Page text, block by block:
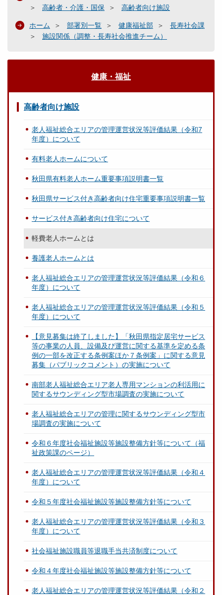
高齢者・介護・国保
高齢者向け施設
ホーム 部署別一覧 健康福祉部
長寿社会課
施設関係（調整・長寿社会推進チーム）
健康・福祉
高齢者向け施設
老人福祉総合エリアの管理運営状況等評価結果（令和7
年度）について
有料老人ホームについて
秋田県有料老人ホーム重要事項説明書一覧
秋田県サービス付き高齢者向け住宅重要事項説明書一覧
サービス付き高齢者向け住宅について
軽費老人ホームとは
養護老人ホームとは
老人福祉総合エリアの管理運営状況等評価結果（令和６
年度）について
老人福祉総合エリアの管理運営状況等評価結果（令和５
年度）について
【意見募集は終了しました】「秋田県指定居宅サービス
等の事業の人員、設備及び運営に関する基準を定める条
例の一部を改正する条例案ほか７条例案」に関する意見
募集（パブリックコメント）の実施について
南部老人福祉総合エリア老人専用マンションの利活用に
関するサウンディング型市場調査の実施について
老人福祉総合エリアの管理に関するサウンディング型市
場調査の実施について
令和６年度社会福祉施設等施設整備方針等について（福
祉政策課のページ）
老人福祉総合エリアの管理運営状況等評価結果（令和４
年度）について
令和５年度社会福祉施設等施設整備方針等について
老人福祉総合エリアの管理運営状況等評価結果（令和３
年度）について
社会福祉施設職員等退職手当共済制度について
令和４年度社会福祉施設等施設整備方針等について
老人福祉総合エリアの管理運営状況等評価結果（令和２